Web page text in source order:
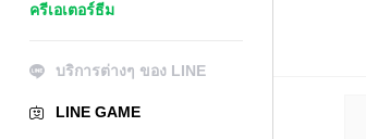
ครีเอเตอร์ธีม
บริการต่างๆ ของ LINE
LINE GAME